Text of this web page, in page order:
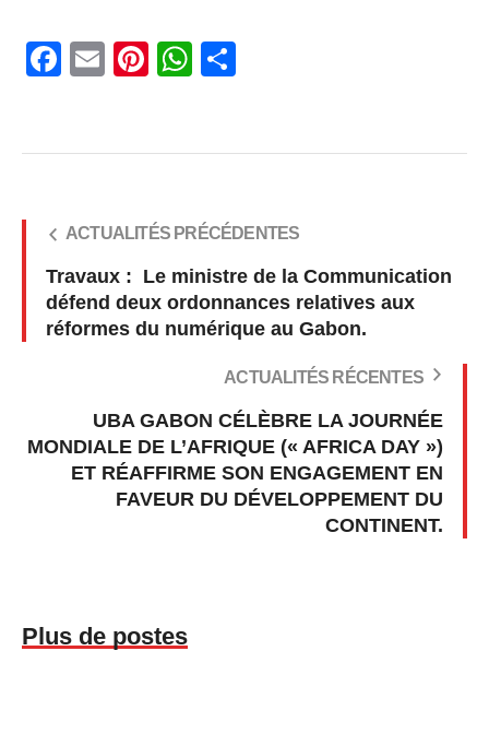
Facebook
Email PinterestWhatsApp
ACTUALITÉS PRÉCÉDENTES
Travaux : Le ministre de la Communication
défend deux ordonnances relatives aux
réformes du numérique au Gabon.
ACTUALITÉS RÉCENTES
UBA GABON CÉLÈBRE LA JOURNÉE
MONDIALE DE L’AFRIQUE (« AFRICA DAY »)
ET RÉAFFIRME SON ENGAGEMENT EN
FAVEUR DU DÉVELOPPEMENT DU
CONTINENT.
Plus de postes